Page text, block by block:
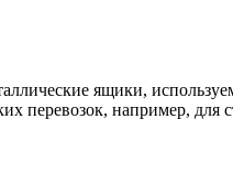
ящики,
перевозок, например, для